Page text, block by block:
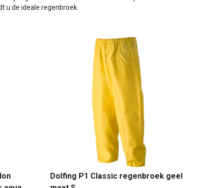
u de ideale regenbroek.
Dolfing P1 Classic regenbroek geel